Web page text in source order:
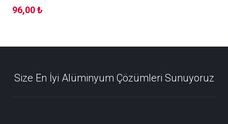
96,00 ₺
Size En İyi Alüminyum Çözümleri Sunuyoruz